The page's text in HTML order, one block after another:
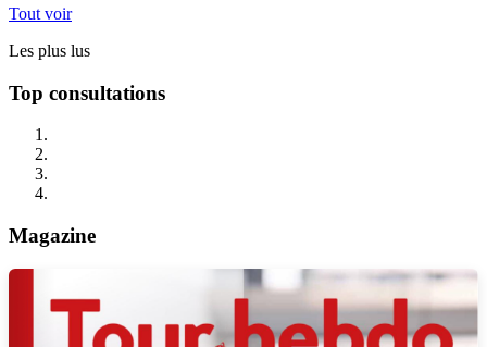
Tout voir
Les plus lus
Top consultations
Magazine